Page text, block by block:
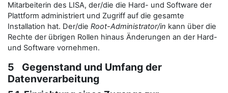
Mitarbeiterin des LISA, der/die die Hard- und Software der
Plattform administriert und Zugriff auf die gesamte
Installation hat. Der/die Root-Administrator/in kann über die
Rechte der übrigen Rollen hinaus Änderungen an der Hard-
und Software vornehmen.
5 Gegenstand und Umfang der
Datenverarbeitung